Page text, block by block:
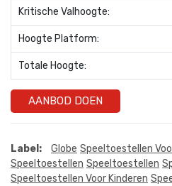
Kritische Valhoogte:
Hoogte Platform:
Totale Hoogte:
AANBOD DOEN
Label: Globe Speeltoestellen
Speeltoestellen Speeltoestellen
Speeltoestellen Voor Kinderen